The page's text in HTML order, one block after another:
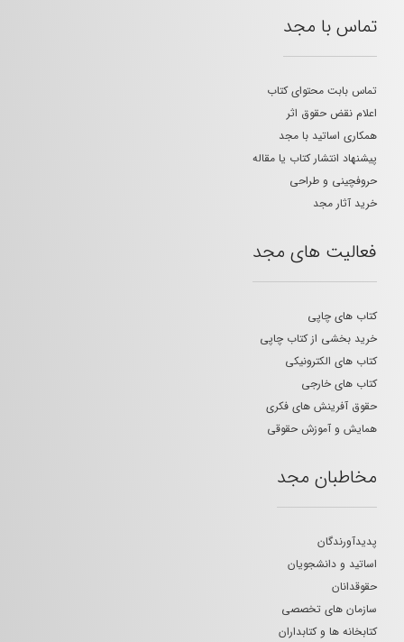
تماس با مجد
تماس بابت محتوای کتاب
اعلام نقض حقوق اثر
همکاری اساتید با مجد
پیشنهاد انتشار کتاب یا مقاله
حروفچینی و طراحی
خرید آثار مجد
فعالیت های مجد
کتاب های چاپی
خرید بخشی از کتاب چاپی
کتاب های الکترونیکی
کتاب های خارجی
حقوق آفرینش های فکری
همایش و آموزش حقوقی
مخاطبان مجد
پدیدآورندگان
اساتید و دانشجویان
حقوقدانان
سازمان های تخصصی
کتابخانه ها و کتابداران